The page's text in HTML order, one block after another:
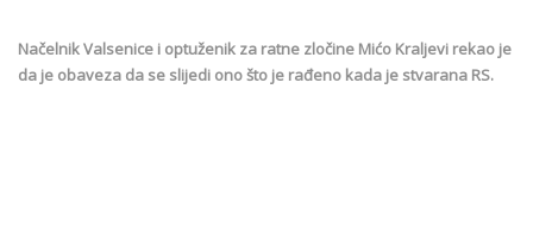
Načelnik Valsenice i optuženik za ratne zločine Mićo Kraljevi rekao je
da je obaveza da se slijedi ono što je rađeno kada je stvarana RS.